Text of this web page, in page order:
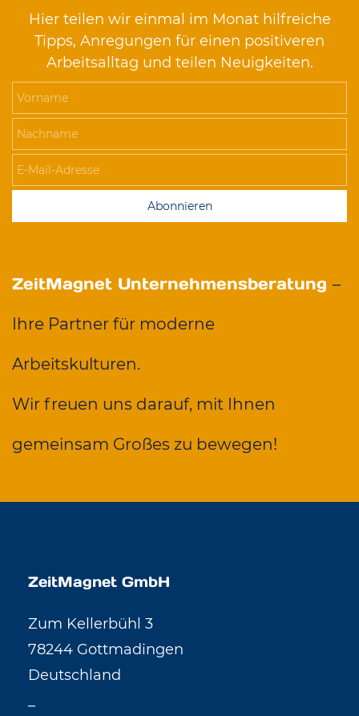
Hier teilen wir einmal im Monat hilfreiche
Tipps, Anregungen für einen positiveren
Arbeitsalltag und teilen Neuigkeiten.
Abonnieren
ZeitMagnet Unternehmensberatung –
Ihre Partner für moderne
Arbeitskulturen.
Wir freuen uns darauf, mit Ihnen
gemeinsam Großes zu bewegen!
ZeitMagnet GmbH
Zum Kellerbühl 3
78244 Gottmadingen
Deutschland